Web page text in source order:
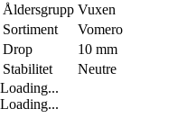
Åldersgrupp Vuxen
Sortiment
Vomero
Drop
10 mm
Stabilitet
Neutre
Loading...
Loading...